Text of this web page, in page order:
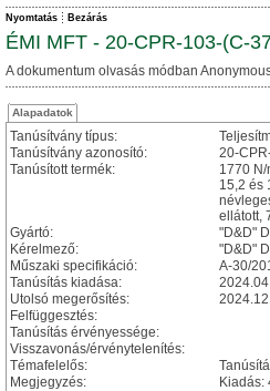
Nyomtatás Bezárás
ÉMI MFT - 20-CPR-103-(C-
A dokumentum olvasás módban
Alapadatok
Tanúsítvány típus:
Tanúsítvány azonosító:
20-
Tanúsított termék:
1770
15,2 és
ellátott,
Gyártó:
"D&D"
Kérelmező:
"D&D"
Műszaki specifikáció:
A-30/
Tanúsítás kiadása:
Utolsó megerősítés:
Felfüggesztés:
Tanúsítás érvényessége:
Visszavonás/érvénytelenítés:
Témafelelős:
Megjegyzés:
Kiadás: